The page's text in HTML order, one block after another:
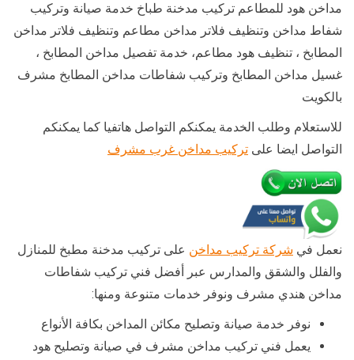
مداخن هود للمطاعم تركيب مدخنة طباخ خدمة صيانة وتركيب
شفاط مداخن وتنظيف فلاتر مداخن مطاعم وتنظيف فلاتر مداخن
المطابخ ، تنظيف هود مطاعم، خدمة تفصيل مداخن المطابخ ،
غسيل مداخن المطابخ وتركيب شفاطات مداخن المطابخ مشرف
بالكويت
للاستعلام وطلب الخدمة يمكنكم التواصل هاتفيا كما يمكنكم
التواصل ايضا على تركيب مداخن غرب مشرف
نعمل في شركة تركيب مداخن على تركيب مدخنة مطبخ للمنازل
والفلل والشقق والمدارس عبر أفضل فني تركيب شفاطات
مداخن هندي مشرف ونوفر خدمات متنوعة ومنها:
نوفر خدمة صيانة وتصليح مكائن المداخن بكافة الأنواع
يعمل فني تركيب مداخن مشرف في صيانة وتصليح هود